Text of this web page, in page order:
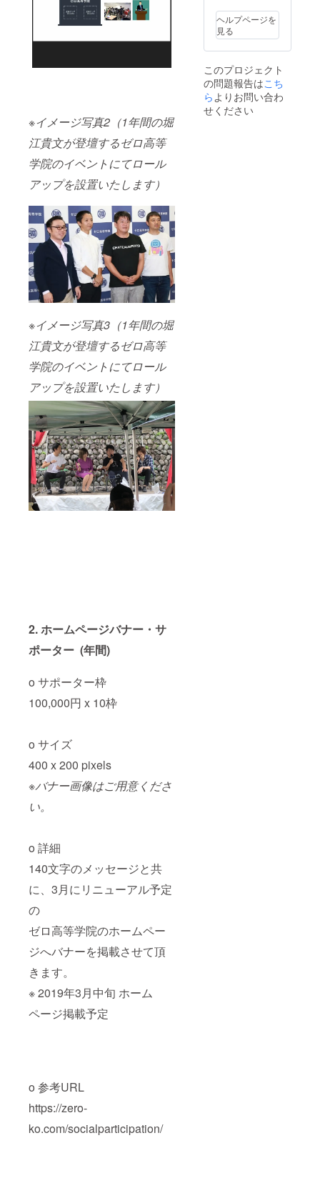
※イメージ写真2（1年間の堀
江貴文が登壇するゼロ高等
学院のイベントにてロール
アップを設置いたします）
※イメージ写真3（1年間の堀
江貴文が登壇するゼロ高等
学院のイベントにてロール
アップを設置いたします）
2. ホームページバナー・サ
ポーター (年間)
o サポーター枠
100,000円 x 10枠
o サイズ
400 x 200 pixels
※バナー画像はご用意くださ
い。
o 詳細
140文字のメッセージと共
に、3月にリニューアル予定
の
ゼロ高等学院のホームペー
ジへバナーを掲載させて頂
きます。
※ 2019年3月中旬 ホーム
ページ掲載予定
o 参考URL
https://zero-
ko.com/socialparticipation/
り
ヘルプページを
見る
このプロジェクト
の問題報告はこち
ら よりお問い合わ
せください